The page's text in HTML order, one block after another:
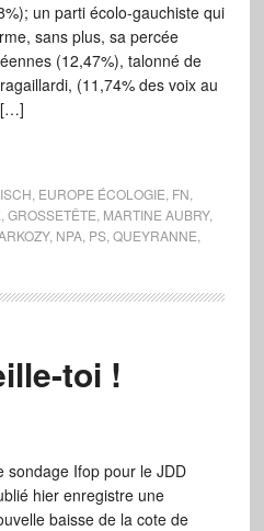
un parti écolo-gauchiste qui
sans plus, sa percée
(12,47%), talonné de
(11,74% des voix au
[…]
EUROPE ÉCOLOGIE FN
GROSSETÊTE MARTINE AUBRY,
, NPA, PS, QUEYRANNE
toi !
sondage Ifop pour le JDD
hier enregistre une
baisse de la cote de